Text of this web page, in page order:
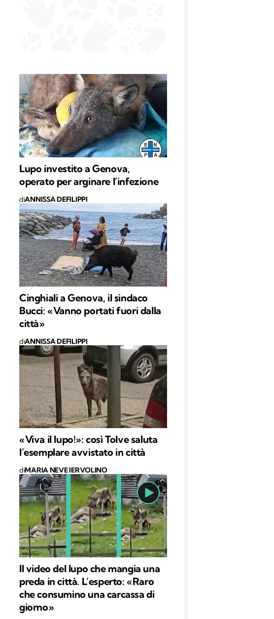
Lupo investito a Genova,
operato per arginare l’infezione
diANNISSA DEFILIPPI
Cinghiali a Genova, il sindaco
Bucci: «Vanno portati fuori dalla
città»
diANNISSA DEFILIPPI
«Viva il lupo!»: così Tolve saluta
l’esemplare avvistato in città
diMARIA NEVE IERVOLINO
Il video del lupo che mangia una
preda in città. L’esperto: «Raro
che consumino una carcassa di
giorno»